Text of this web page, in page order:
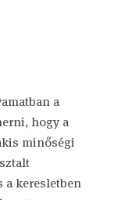
a
hogy a
minőségi
a keresletben